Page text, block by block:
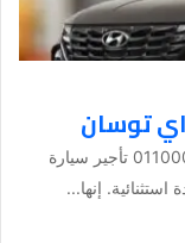
توسان
ايجار ليموزين المطار _ ليموزين نصار 01100091997 تأجير سيارة